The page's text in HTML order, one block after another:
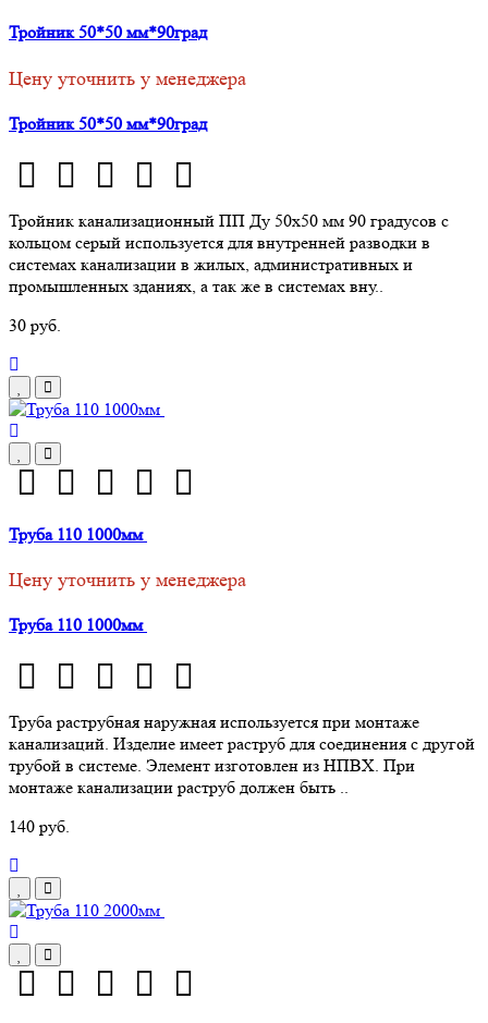
Тройник 50*50 мм*90град
Цену уточнить у менеджера
Тройник 50*50 мм*90град
Тройник канализационный ПП Ду 50х50 мм 90 градусов с
кольцом серый используется для внутренней разводки в
системах канализации в жилых, административных и
промышленных зданиях, а так же в системах вну..
30 руб.
Труба 110 1000мм
Цену уточнить у менеджера
Труба 110 1000мм
Труба раструбная наружная используется при монтаже
канализаций. Изделие имеет раструб для соединения с другой
трубой в системе. Элемент изготовлен из НПВХ. При
монтаже канализации раструб должен быть ..
140 руб.